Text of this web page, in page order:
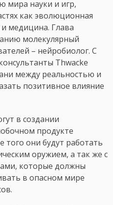
мира науки и игр,
как эволюционная
медицина. Глава
молекулярный
– нейробиолог. С
Thwacke
между реальностью и
позитивное влияние
в создании
продукте
они будут работать
оружием, а так же с
которые должны
в опасном мире